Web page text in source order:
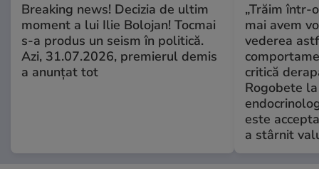
Breaking news! Decizia de ultim
moment a lui Ilie Bolojan! Tocmai
s-a produs un seism în politică.
Azi, 31.07.2026, premierul demis
a anunțat tot
„Trăim într-
mai avem
vederea
critică
Rogobete
este
a stârnit